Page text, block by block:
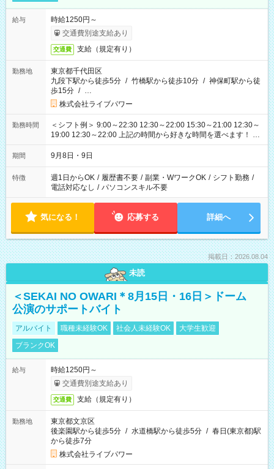
給与
時給1250円～
交通費別途支給あり
交通費 支給（規定有り）
勤務地
東京都千代田区
九段下駅から徒歩5分 / 竹橋駅から徒歩10分 / 神保町駅から徒
歩15分 / …
株式会社ライブパワー
勤務時間
＜シフト例＞ 9:00～22:30 12:30～22:00 15:30～21:00 12:30～
19:00 12:30～22:00 上記の時間から好きな時間を選べます！ ※
時間は変更となる可能性があります
期間 9月8日・9日
特徴 週1日からOK / 履歴書不要 / 副業・WワークOK / シフト勤務 /
電話対応なし / パソコンスキル不要
気になる！ 応募する 詳細へ
掲載日：2026.08.04
未読
＜SEKAI NO OWARI＊8月15日・16日＞ドーム
公演のサポートバイト
アルバイト 職種未経験OK 社会人未経験OK
大学生歓迎
ブランクOK
給与
時給1250円～
交通費別途支給あり
交通費 支給（規定有り）
勤務地
東京都文京区
後楽園駅から徒歩5分 / 水道橋駅から徒歩5分 / 春日(東京都)駅
から徒歩7分
株式会社ライブパワー